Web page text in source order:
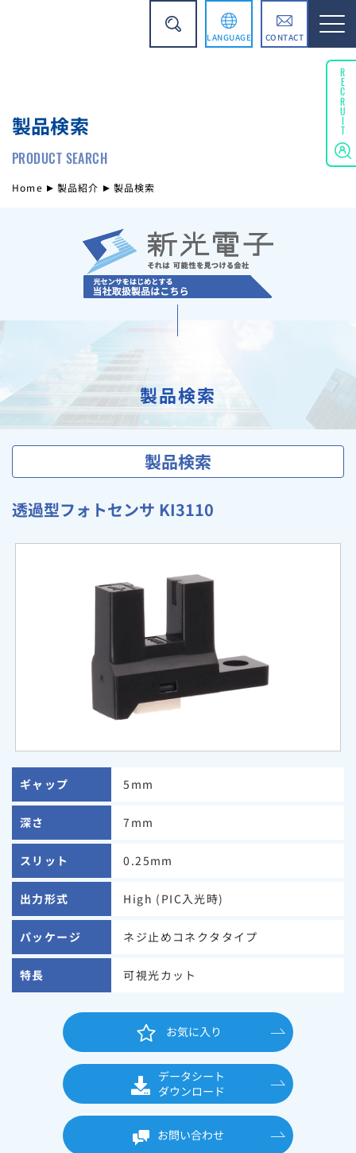
LANGUAGE CONTACT
製品検索
PRODUCT SEARCH
Home 製品紹介 製品検索
製品検索
製品検索
透過型フォトセンサ KI3110
ギャップ 5mm
深さ 7mm
スリット 0.25mm
出力形式 High (PIC入光時)
パッケージ ネジ止めコネクタタイプ
特長 可視光カット
お気に入り
データシート
ダウンロード
お問い合わせ
RECRUIT